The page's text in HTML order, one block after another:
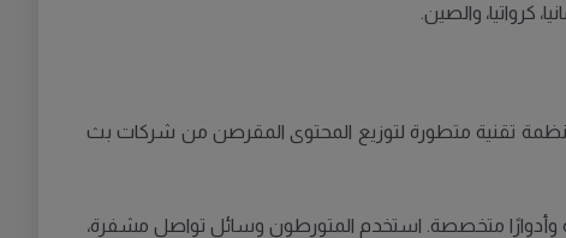
أنظمة تقنية متطورة لتوزيع المحتوى المقرصن من شركات بث
متخصصة. استخدم المتورطون وسائل تواصل مشفرة،